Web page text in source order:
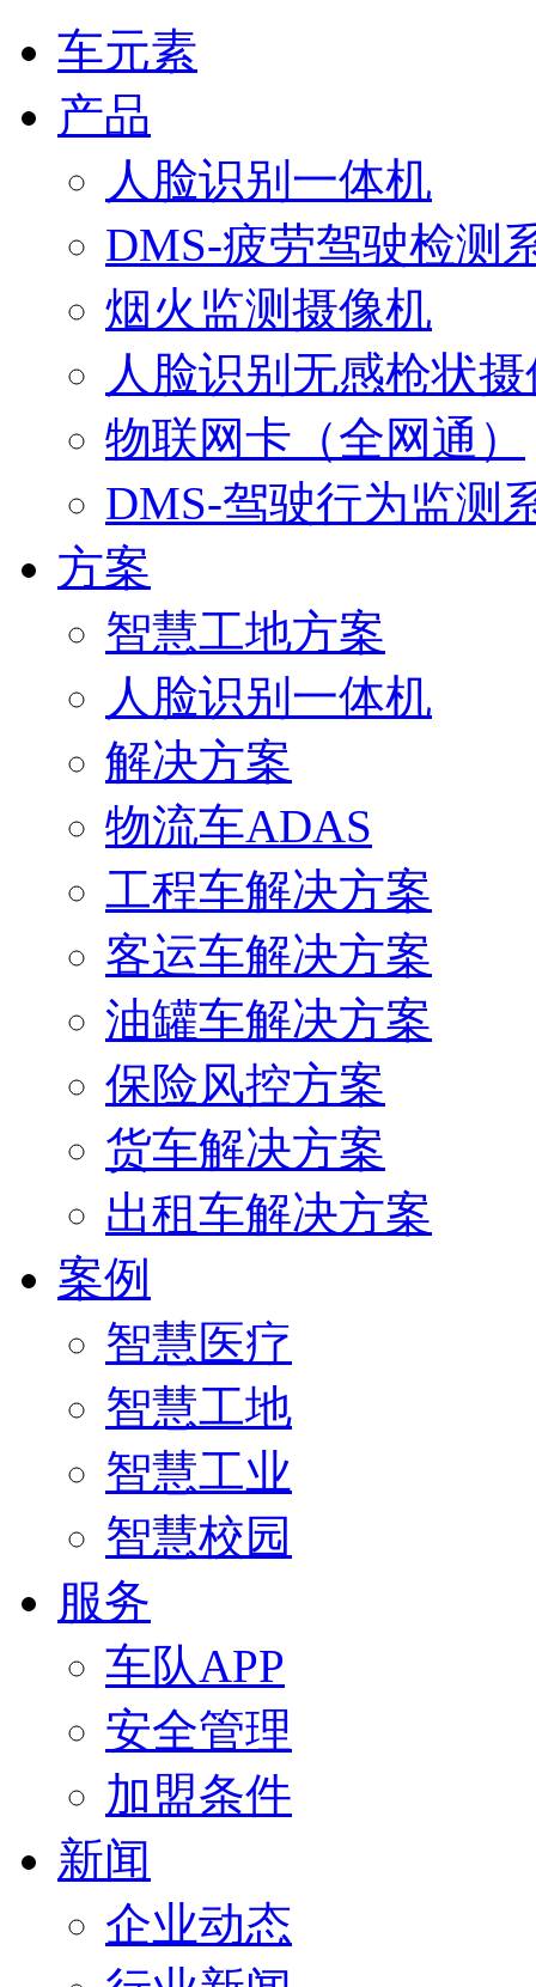
车元素
产品
人脸识别一体机
DMS-疲劳驾驶检测
烟火监测摄像机
人脸识别无感枪状
物联网卡（全网通）
DMS-驾驶行为监测
方案
智慧工地方案
人脸识别一体机
解决方案
物流车ADAS
工程车解决方案
客运车解决方案
油罐车解决方案
保险风控方案
货车解决方案
出租车解决方案
案例
智慧医疗
智慧工地
智慧工业
智慧校园
服务
车队APP
安全管理
加盟条件
新闻
企业动态